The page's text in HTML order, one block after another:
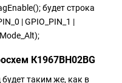
будет строка
| GPIO_PIN_1 |
К1967ВН02BG
таким же, как в